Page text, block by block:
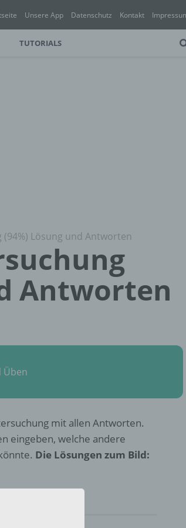
Unsere App Datenschutz Kontakt
TUTORIALS
Lösung und Antworten
Antworten
Üben
mit allen Antworten.
eingeben, welche andere
Die Lösungen zum Bild: